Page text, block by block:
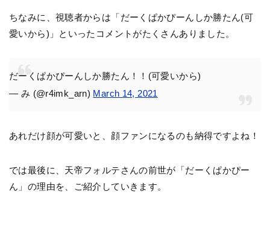
ちなみに、視聴者からは「だーくぱかぴーんしか勝たん(可
愛いから)」といったコメントがたくさんありました。
だーくぱかぴーんしか勝たん！！(可愛いから)
— み (@r4imk_arn) March 14, 2021
あれだけ顔が可愛いと、顔ファンになるのも納得ですよね！
では最後に、天帝フォルテさんの前世が「だーくぱかぴー
ん」の理由を、ご紹介していきます。